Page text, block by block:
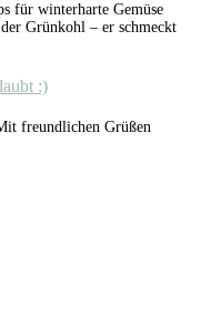
für winterharte Gemüse
Grünkohl – er schmeckt
:)
freundlichen Grüßen